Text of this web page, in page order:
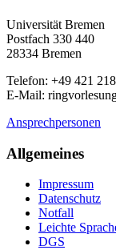
Universität Bremen
Postfach 330 440
28334 Bremen
Telefon: +49 421
E-Mail:
Ansprechpersonen
Allgemeines
Impressum
Datenschutz
Notfall
Leichte
DGS